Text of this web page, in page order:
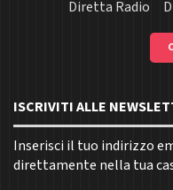
Diretta Radio
ISCRIVITI ALLE
Inserisci il tuo indirizzo
direttamente nella tua